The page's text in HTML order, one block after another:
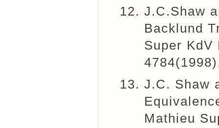
J.C.Shaw
Backlund
Super KdV
J.C. Shaw
Mathieu